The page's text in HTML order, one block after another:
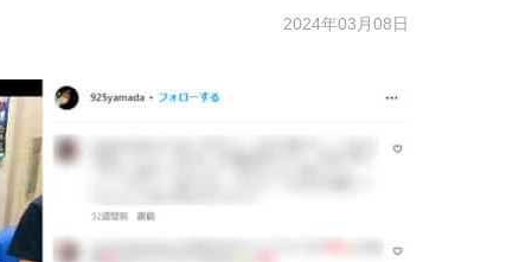
2024年03月08日